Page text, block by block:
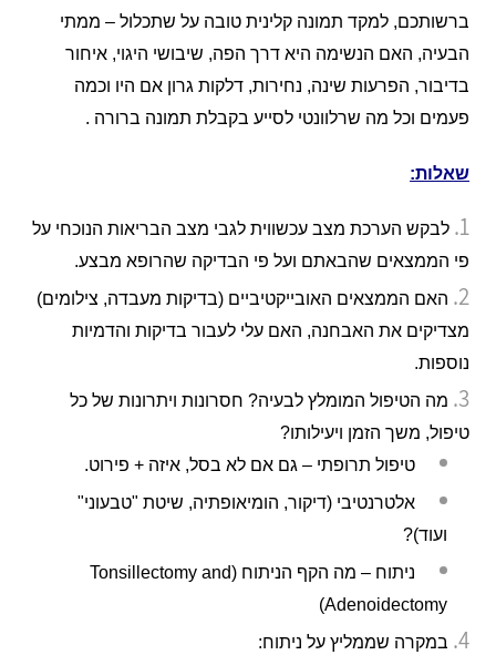
ברשותכם, למקד תמונה קלינית טובה על שתכלול – ממתי
הבעיה, האם הנשימה היא דרך הפה, שיבושי היגוי, איחור
בדיבור, הפרעות שינה, נחירות, דלקות גרון אם היו וכמה
פעמים וכל מה שרלוונטי לסייע בקבלת תמונה ברורה .
שאלות:
לבקש הערכת מצב עכשווית לגבי מצב הבריאות הנוכחי על
פי הממצאים שהבאתם ועל פי הבדיקה שהרופא מבצע.
האם הממצאים האובייקטיביים (בדיקות מעבדה, צילומים)
מצדיקים את האבחנה, האם עלי לעבור בדיקות והדמיות
נוספות.
מה הטיפול המומלץ לבעיה? חסרונות ויתרונות של כל
טיפול, משך הזמן ויעילותו?
טיפול תרופתי – גם אם לא בסל, איזה + פירוט.
אלטרנטיבי (דיקור, הומיאופתיה, שיטת "טבעוני"
ועוד)?
ניתוח – מה הקף הניתוח (Tonsillectomy and
Adenoidectomy)
במקרה שממליץ על ניתוח: